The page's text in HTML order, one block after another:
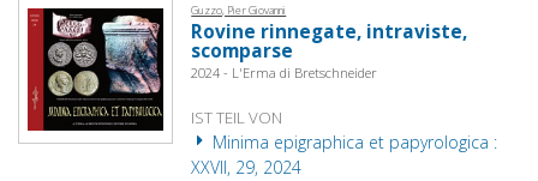
Guzzo, Pier Giovanni
Rovine rinnegate, intraviste,
scomparse
2024 - L'Erma di Bretschneider
IST TEIL VON
Minima epigraphica et papyrologica :
XXVII, 29, 2024